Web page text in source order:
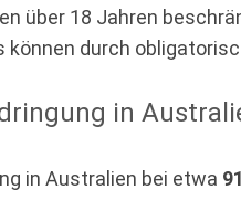
über 18 Jahren
können durch
in
in Australien bei etwa